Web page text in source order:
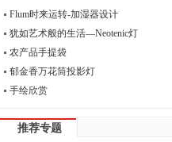
Flum时来运转-加湿器设计
犹如艺术般的生活—Neotenic灯
农产品手提袋
郁金香万花筒投影灯
手绘欣赏
推荐专题